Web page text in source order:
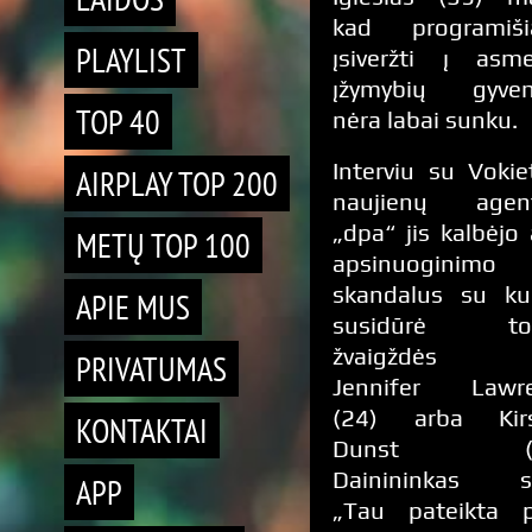
PLAYLIST
TOP 40
AIRPLAY TOP 200
METŲ TOP 100
APIE MUS
PRIVATUMAS
KONTAKTAI
APP
kad
įsiveržti į
įžymybių
nėra labai sunku.
Interviu su
naujienų
„dpa“ jis kalbėjo
apsinuoginimo
skandalus su
susidūrė
žvaigždės
Jennifer
(24) arba
Dunst
Dainininkas
„Tau pateikta